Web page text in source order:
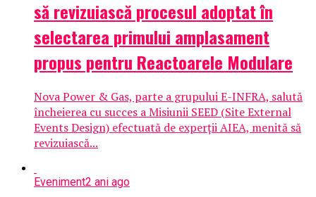
să revizuiască procesul adoptat în
selectarea primului amplasament
propus pentru Reactoarele Modulare
Nova Power & Gas, parte a grupului E-INFRA, salută
încheierea cu succes a Misiunii SEED (Site External
Events Design) efectuată de experții AIEA, menită să
revizuiască...
Eveniment2 ani ago